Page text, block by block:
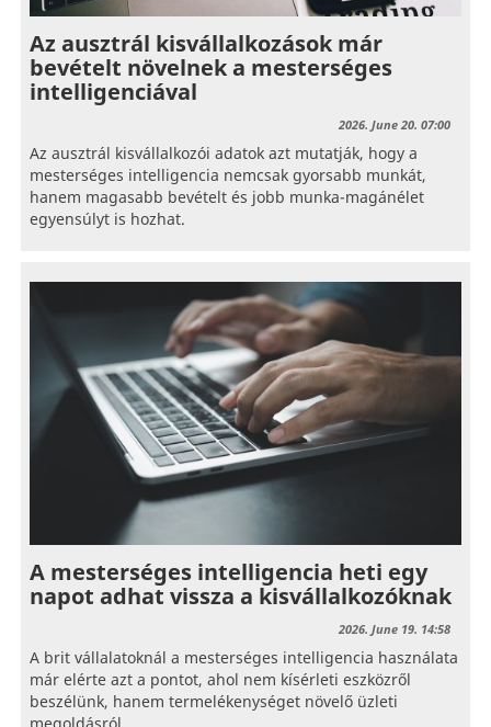
Az ausztrál kisvállalkozások már
bevételt növelnek a mesterséges
intelligenciával
2026. June 20. 07:00
Az ausztrál kisvállalkozói adatok azt mutatják, hogy a
mesterséges intelligencia nemcsak gyorsabb munkát,
hanem magasabb bevételt és jobb munka-magánélet
egyensúlyt is hozhat.
A mesterséges intelligencia heti egy
napot adhat vissza a kisvállalkozóknak
2026. June 19. 14:58
A brit vállalatoknál a mesterséges intelligencia használata
már elérte azt a pontot, ahol nem kísérleti eszközről
beszélünk, hanem termelékenységet növelő üzleti